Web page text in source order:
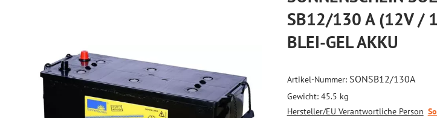
SB12/130 A (12V /
BLEI-GEL AKKU
Artikel-Nummer: SONSB12/130A
Gewicht: 45.5 kg
Hersteller/EU Verantwortliche Person